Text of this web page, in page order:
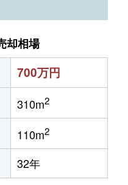
却相場
700万円
310m2
110m2
32年